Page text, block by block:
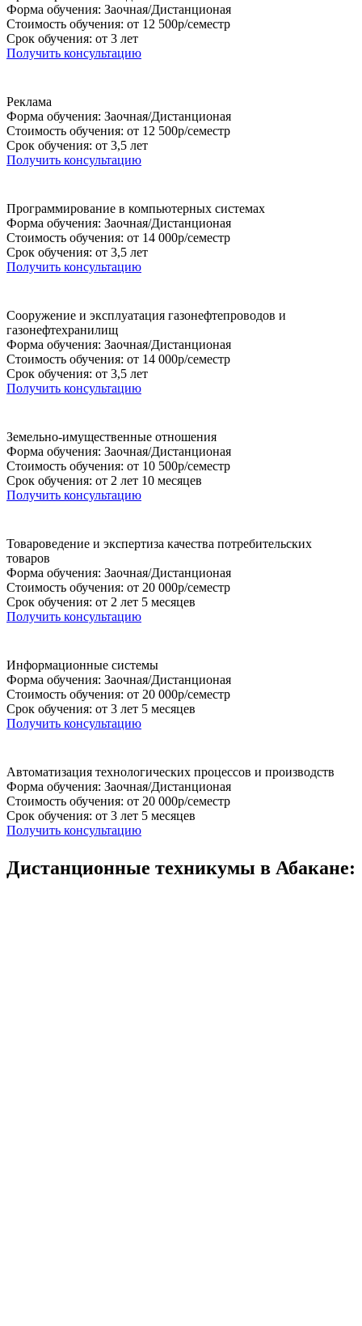
Форма обучения: Заочная/Дистанционая
Стоимость обучения: от 12 500р/семестр
Срок обучения: от 3 лет
Получить консультацию
Реклама
Форма обучения: Заочная/Дистанционая
Стоимость обучения: от 12 500р/семестр
Срок обучения: от 3,5 лет
Получить консультацию
Программирование в компьютерных системах
Форма обучения: Заочная/Дистанционая
Стоимость обучения: от 14 000р/семестр
Срок обучения: от 3,5 лет
Получить консультацию
Сооружение и эксплуатация газонефтепроводов и
газонефтехранилищ
Форма обучения: Заочная/Дистанционая
Стоимость обучения: от 14 000р/семестр
Срок обучения: от 3,5 лет
Получить консультацию
Земельно-имущественные отношения
Форма обучения: Заочная/Дистанционая
Стоимость обучения: от 10 500р/семестр
Срок обучения: от 2 лет 10 месяцев
Получить консультацию
Товароведение и экспертиза качества потребительских
товаров
Форма обучения: Заочная/Дистанционая
Стоимость обучения: от 20 000р/семестр
Срок обучения: от 2 лет 5 месяцев
Получить консультацию
Информационные системы
Форма обучения: Заочная/Дистанционая
Стоимость обучения: от 20 000р/семестр
Срок обучения: от 3 лет 5 месяцев
Получить консультацию
Автоматизация технологических процессов и производств
Форма обучения: Заочная/Дистанционая
Стоимость обучения: от 20 000р/семестр
Срок обучения: от 3 лет 5 месяцев
Получить консультацию
Дистанционные техникумы в Абакане: